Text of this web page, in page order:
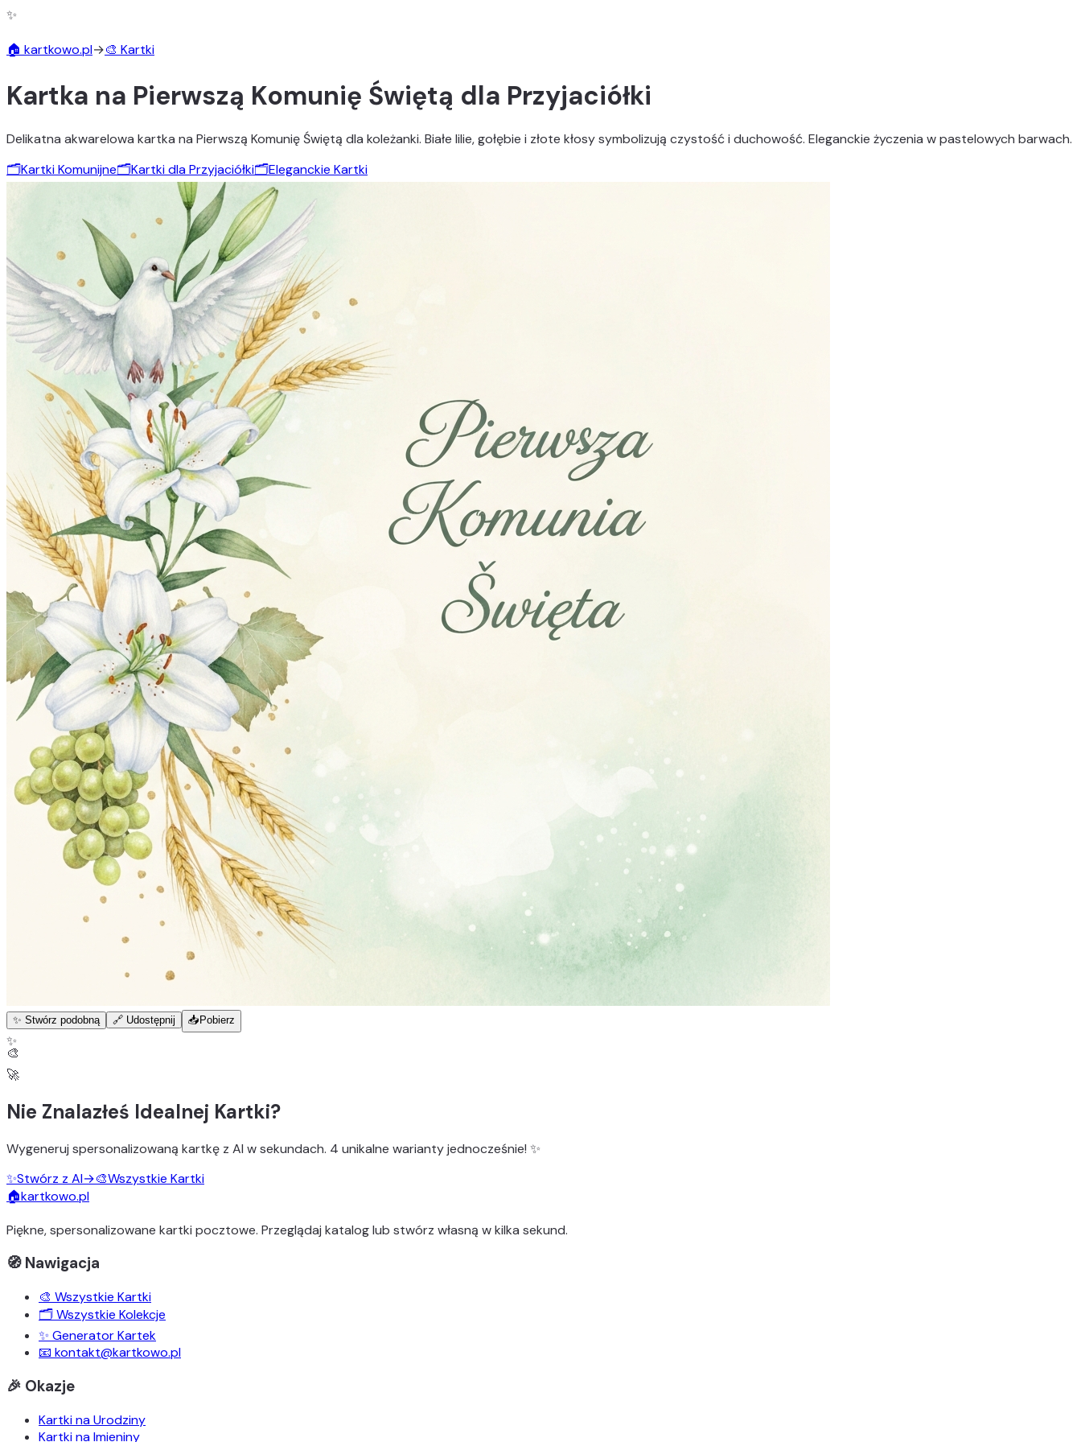
✨
🏠 kartkowo.pl→🎨 Kartki
Kartka na Pierwszą Komunię Świętą dla Przyjaciółki
Delikatna akwarelowa kartka na Pierwszą Komunię Świętą dla koleżanki. Białe lilie, gołębie i złote kłosy symbolizują czystość i duchowość. Eleganckie życzenia w pastelowych barwach.
🗂️Kartki Komunijne🗂️Kartki dla Przyjaciółki🗂️Eleganckie Kartki
✨ Stwórz podobną 🔗 Udostępnij 📥 Pobierz
✨
🎨
🚀
Nie Znalazłeś Idealnej Kartki?
Wygeneruj spersonalizowaną kartkę z AI w sekundach. 4 unikalne wariantyjednocześnie! ✨
✨Stwórz z AI→🎨Wszystkie Kartki
🏠kartkowo.pl
Piękne, spersonalizowane kartki pocztowe. Przeglądaj katalog lub stwórz własną w kilka sekund.
🧭 Nawigacja
🎨 Wszystkie Kartki
🗂️ Wszystkie Kolekcje
✨ Generator Kartek
📧 kontakt@kartkowo.pl
🎉 Okazje
Kartki na Urodziny
Kartki na Imieniny